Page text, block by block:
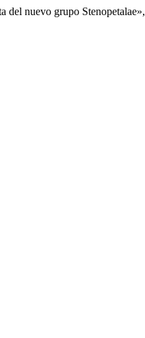
del nuevo grupo Stenopetalae»,